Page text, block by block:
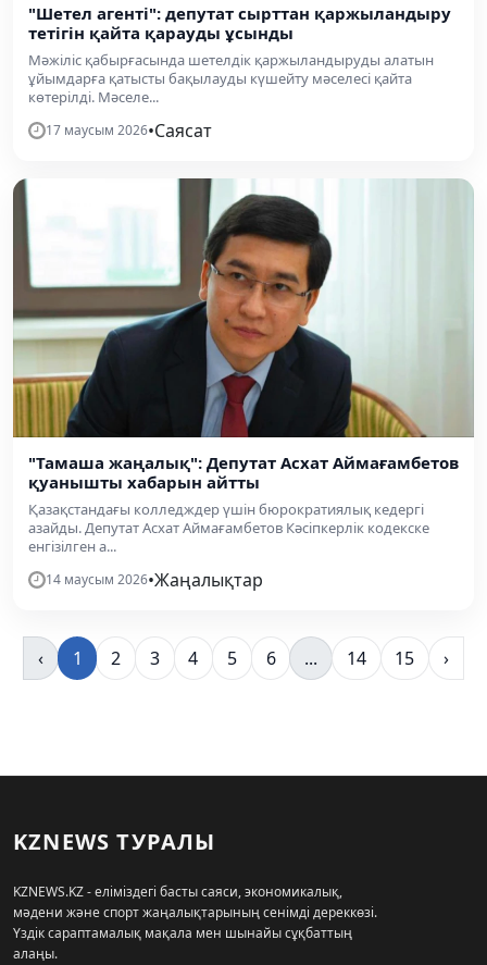
"Шетел агенті": депутат сырттан қаржыландыру
тетігін қайта қарауды ұсынды
Мәжіліс қабырғасында шетелдік қаржыландыруды алатын
ұйымдарға қатысты бақылауды күшейту мәселесі қайта
көтерілді. Мәселе...
17 маусым 2026•Саясат
"Тамаша жаңалық": Депутат Асхат Аймағамбетов
қуанышты хабарын айтты
Қазақстандағы колледждер үшін бюрократиялық кедергі
азайды. Депутат Асхат Аймағамбетов Кәсіпкерлік кодекске
енгізілген а...
14 маусым 2026•Жаңалықтар
‹ 1 2 3 4 5 6 ... 14 15 ›
KZNEWS ТУРАЛЫ
KZNEWS.KZ - еліміздегі басты саяси, экономикалық,
мәдени және спорт жаңалықтарының сенімді дереккөзі.
Үздік сараптамалық мақала мен шынайы сұқбаттың
алаңы.